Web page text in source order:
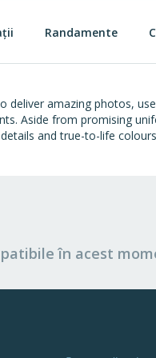
deliver amazing photos,
Aside from promising
and true-to-life
Randamente
în acest